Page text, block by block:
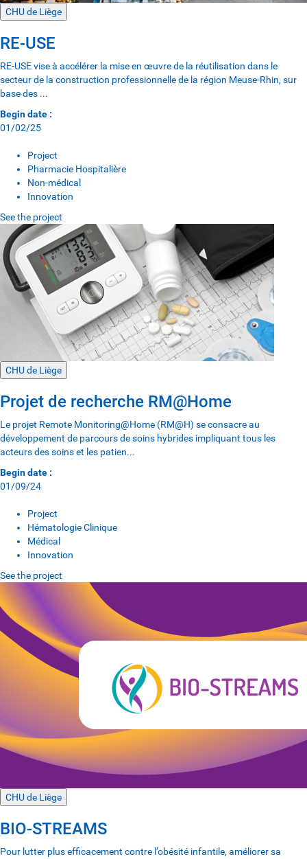
CHU de Liège
RE-USE
RE-USE vise à accélérer la mise en œuvre de la réutilisation dans le
secteur de la construction professionnelle de la région Meuse-Rhin, sur
base des ...
Begin date :
01/02/25
Project
Pharmacie Hospitalière
Non-médical
Innovation
See the project
CHU de Liège
Projet de recherche RM@Home
Le projet Remote Monitoring@Home (RM@H) se consacre au
développement de parcours de soins hybrides impliquant tous les
acteurs des soins et les patien...
Begin date :
01/09/24
Project
Hématologie Clinique
Médical
Innovation
See the project
CHU de Liège
BIO-STREAMS
Pour lutter plus efficacement contre l’obésité infantile, améliorer sa